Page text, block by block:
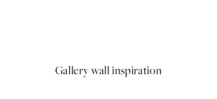
Gallery wall inspiration